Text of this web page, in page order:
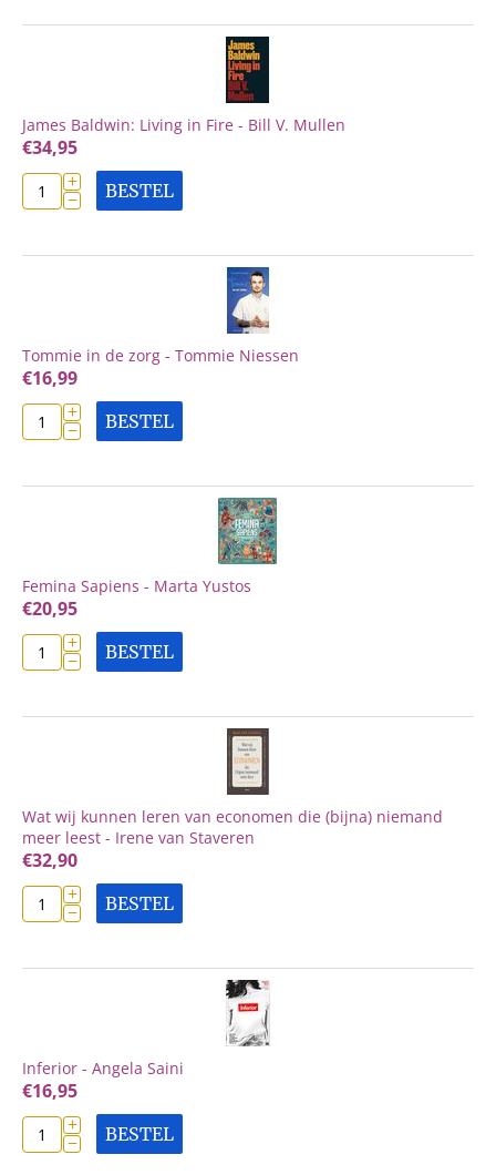
James Baldwin: Living in Fire - Bill V. Mullen
€34,95
+
− BESTEL
Tommie in de zorg - Tommie Niessen
€16,99
+
− BESTEL
Femina Sapiens - Marta Yustos
€20,95
+
− BESTEL
Wat wij kunnen leren van economen die (bijna) niemand
meer leest - Irene van Staveren
€32,90
+
− BESTEL
Inferior - Angela Saini
€16,95
+
− BESTEL